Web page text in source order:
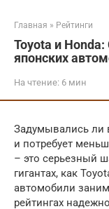
Главная » Рейтинги
Toyota и
японских
На чтение: 6 мин
Задумывались ли
и потребует
– это серьезный
гигантах, как
автомобили
рейтингах